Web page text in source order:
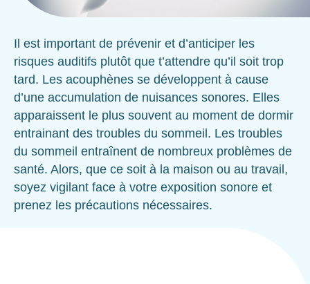
Il est important de prévenir et d’anticiper les
risques auditifs plutôt que t’attendre qu’il soit trop
tard. Les acouphènes se développent à cause
d’une accumulation de nuisances sonores. Elles
apparaissent le plus souvent au moment de dormir
entrainant des troubles du sommeil. Les troubles
du sommeil entraînent de nombreux problèmes de
santé. Alors, que ce soit à la maison ou au travail,
soyez vigilant face à votre exposition sonore et
prenez les précautions nécessaires.